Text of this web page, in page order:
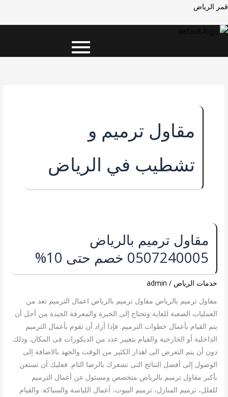
تخطي
المحتوى
قمر الرياض
مقاول ترميم و
تشطيب في الرياض
مقاول ترميم بالرياض
0507240005 خصم حتى 10%
خدمات الرياض /
admin
مقاول ترميم بالرياض مقاول ترميم بالرياض اعمال الترميم تعد من
العمليات الصعبة للغاية وتحتاج إلى الخبرة والمعرفة الجيدة من أجل أن
يتم القيام بأعمال خطوات الترميم. فإذا أراد أن تقوم بأعمال الترميم
الداخلية أو الخارجية والقيام بتغيير عدد من الديكورات فى المكان. وذلك
دون أن يتم التعرض الى اهدار الكثير من الوقت والجهد بالاضافة إلى
الوصول إلى أفضل النتائج التى تشعرك بالرضا التام. فعليك أن تستعن
بأكبر مقاول ترميم بالرياض متخصص ومسئول عن أعمال الترميم
للفلل، ترميم المنازل، ترميم البيوت، أعمال اللياسة والسباكة. والقيام
مقاول
ترميم
بالرياض
خصم
10%
Menu
Menu